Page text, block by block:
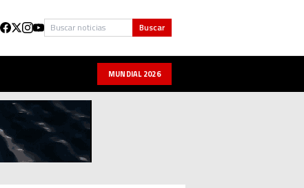
Buscar Buscar
MUNDIAL 2026